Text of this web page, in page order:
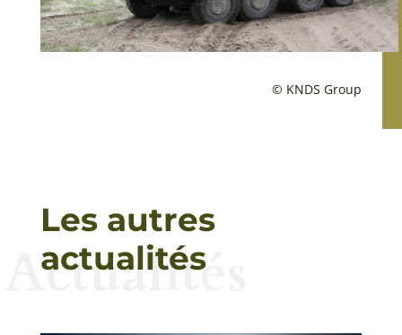
© KNDS Group
Les autres
actualités
Actualités